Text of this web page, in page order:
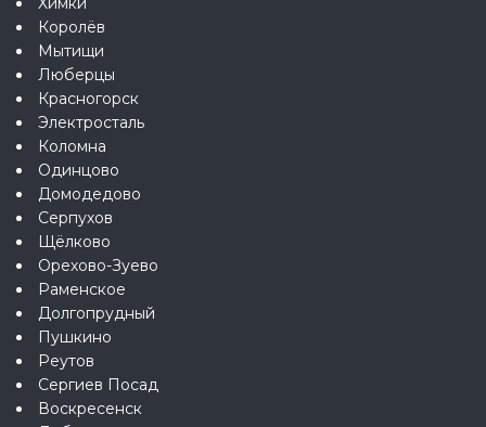
Королёв
Мытищи
Люберцы
Красногорск
Электросталь
Коломна
Одинцово
Домодедово
Серпухов
Щёлково
Орехово-Зуево
Раменское
Долгопрудный
Пушкино
Реутов
Сергиев Посад
Воскресенск